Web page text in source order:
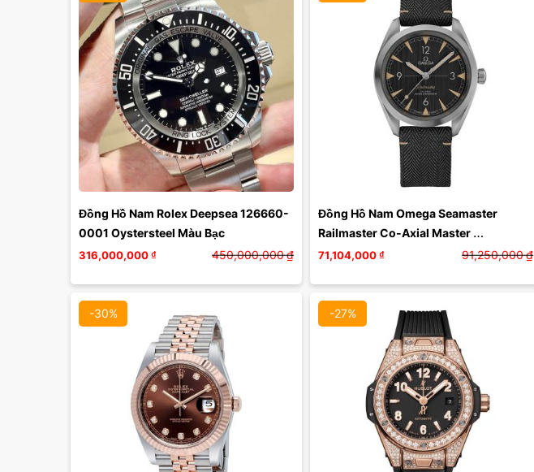
Đồng Hồ Nam Rolex Deepsea 126660-
0001 Oystersteel Màu Bạc
316,000,000₫ 450,000,000₫
Đồng Hồ Nam Omega Seamaster
Railmaster Co-Axial Master
Chronometer 220.12.40.20.01.001
71,104,000₫ 91,250,000₫
-30%
Màu mặt:
Xóa
-27%
Màu mặt:
Xóa